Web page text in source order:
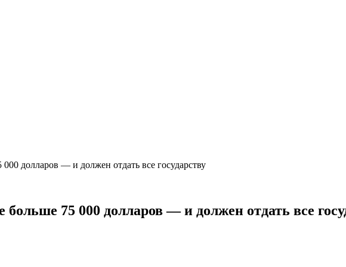
долларов — и должен отдать все государству
больше 75 000 долларов — и должен отдать все